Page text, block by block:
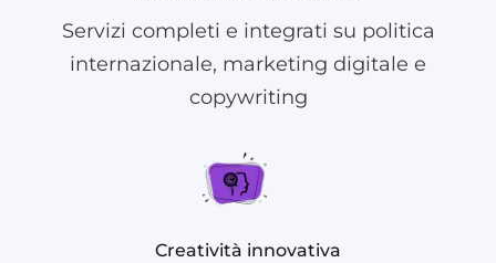
Servizi completi e integrati su politica
internazionale, marketing digitale e
copywriting
Creatività innovativa